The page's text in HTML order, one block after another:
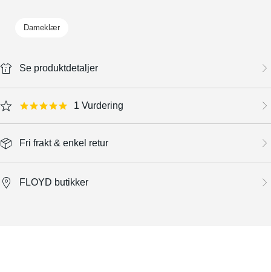
Dameklær
Se produktdetaljer
5.0 star rating 1 Vurdering
Fri frakt & enkel retur
FLOYD butikker